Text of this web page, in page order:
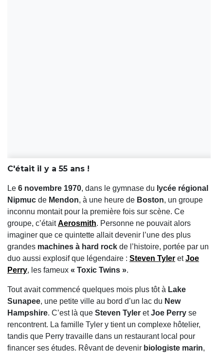
C'était il y a 55 ans !
Le 6 novembre 1970, dans le gymnase du lycée régional
Nipmuc de Mendon, à une heure de Boston, un groupe
inconnu montait pour la première fois sur scène. Ce
groupe, c’étaitAerosmith. Personne ne pouvait alors
imaginer que ce quintette allait devenir l’une des plus
grandes machines à hard rock de l’histoire, portée par un
duo aussi explosif que légendaire : Steven Tyler etJoe
Perry, les fameux « Toxic Twins ».
Tout avait commencé quelques mois plus tôt à Lake
Sunapee, une petite ville au bord d’un lac du New
Hampshire. C’est là que Steven Tyler etJoe Perry se
rencontrent. La famille Tyler y tient un complexe hôtelier,
tandis que Perry travaille dans un restaurant local pour
financer ses études. Rêvant de devenir biologiste marin,